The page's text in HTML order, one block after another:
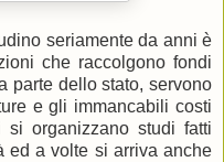
seriamente da anni è
che raccolgono fondi
parte dello stato, servono
e gli immancabili costi
organizzano studi fatti
ed a volte si arriva anche